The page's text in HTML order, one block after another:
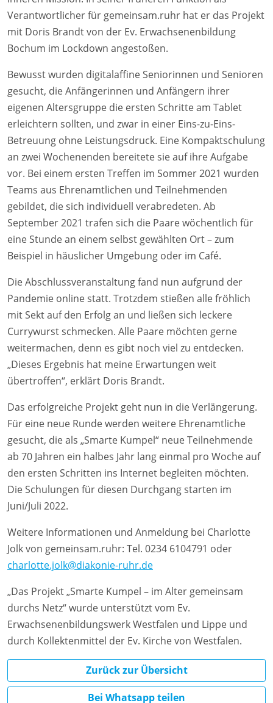
Verantwortlicher für gemeinsam.ruhr hat er das Projekt
mit Doris Brandt von der Ev. Erwachsenenbildung
Bochum im Lockdown angestoßen.
Bewusst wurden digitalaffine Seniorinnen und Senioren
gesucht, die Anfängerinnen und Anfängern ihrer
eigenen Altersgruppe die ersten Schritte am Tablet
erleichtern sollten, und zwar in einer Eins-zu-Eins-
Betreuung ohne Leistungsdruck. Eine Kompaktschulung
an zwei Wochenenden bereitete sie auf ihre Aufgabe
vor. Bei einem ersten Treffen im Sommer 2021 wurden
Teams aus Ehrenamtlichen und Teilnehmenden
gebildet, die sich individuell verabredeten. Ab
September 2021 trafen sich die Paare wöchentlich für
eine Stunde an einem selbst gewählten Ort – zum
Beispiel in häuslicher Umgebung oder im Café.
Die Abschlussveranstaltung fand nun aufgrund der
Pandemie online statt. Trotzdem stießen alle fröhlich
mit Sekt auf den Erfolg an und ließen sich leckere
Currywurst schmecken. Alle Paare möchten gerne
weitermachen, denn es gibt noch viel zu entdecken.
„Dieses Ergebnis hat meine Erwartungen weit
übertroffen“, erklärt Doris Brandt.
Das erfolgreiche Projekt geht nun in die Verlängerung.
Für eine neue Runde werden weitere Ehrenamtliche
gesucht, die als „Smarte Kumpel“ neue Teilnehmende
ab 70 Jahren ein halbes Jahr lang einmal pro Woche auf
den ersten Schritten ins Internet begleiten möchten.
Die Schulungen für diesen Durchgang starten im
Juni/Juli 2022.
Weitere Informationen und Anmeldung bei Charlotte
Jolk von gemeinsam.ruhr: Tel. 0234 6104791 oder
charlotte.jolk@diakonie-ruhr.de
„Das Projekt „Smarte Kumpel – im Alter gemeinsam
durchs Netz“ wurde unterstützt vom Ev.
Erwachsenenbildungswerk Westfalen und Lippe und
durch Kollektenmittel der Ev. Kirche von Westfalen.
Zurück zur Übersicht
Bei Whatsapp teilen